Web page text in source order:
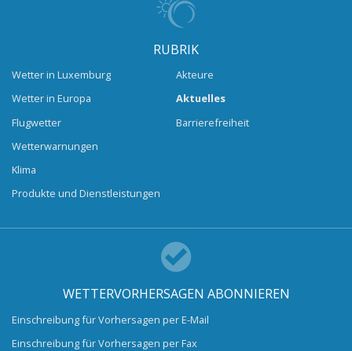
RUBRIK
Wetter in Luxemburg
Wetter in Europa
Flugwetter
Wetterwarnungen
Klima
Produkte und Dienstleistungen
Akteure
Aktuelles
Barrierefreiheit
WETTERVORHERSAGEN ABONNIEREN
Einschreibung für Vorhersagen per E-Mail
Einschreibung für Vorhersagen per Fax